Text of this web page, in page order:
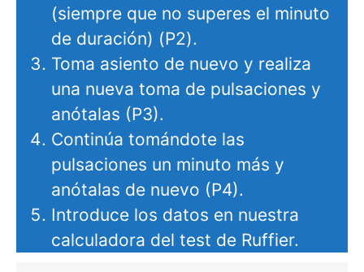
(siempre que no superes el minuto
de duración) (P2).
Toma asiento de nuevo y realiza
una nueva toma de pulsaciones y
anótalas (P3).
Continúa tomándote las
pulsaciones un minuto más y
anótalas de nuevo (P4).
Introduce los datos en nuestra
calculadora del test de Ruffier.